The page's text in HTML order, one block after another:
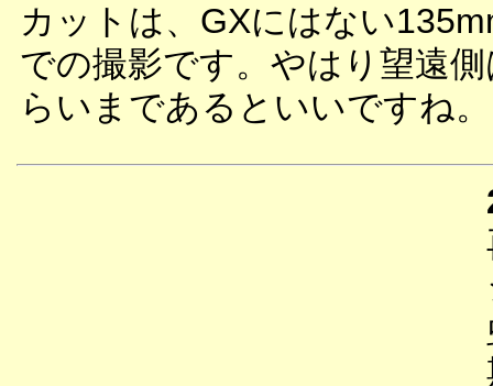
カットは、GXにはない
での撮影です。やはり望遠
らいまであるといいですね。